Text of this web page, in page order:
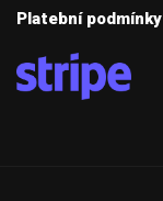
Platební podmínky